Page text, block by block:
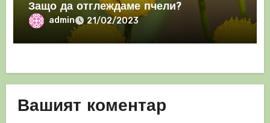
Защо да отглеждаме пчели?
admin 21/02/2023
Вашият коментар